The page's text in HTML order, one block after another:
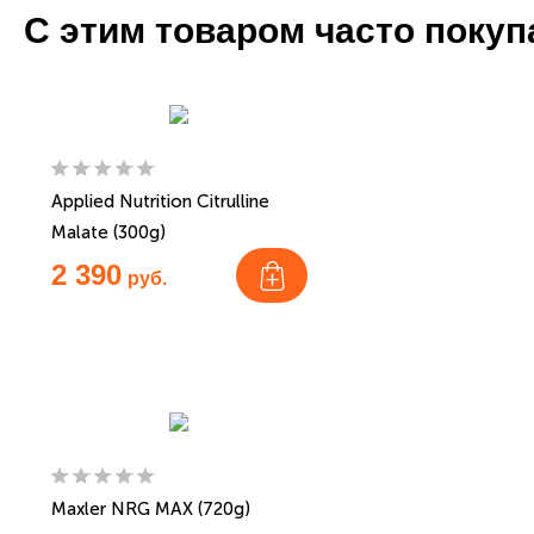
С этим товаром часто
Applied Nutrition Citrulline
Malate (300g)
2 390 руб.
Maxler NRG MAX (720g)